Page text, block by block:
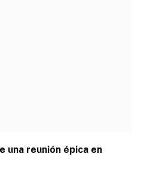
una reunión épica en